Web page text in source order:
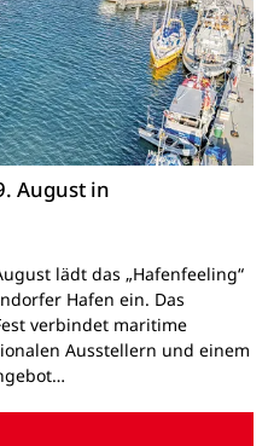
August in
lädt das „Hafenfeeling“
Hafen ein. Das
verbindet maritime
Ausstellern und einem